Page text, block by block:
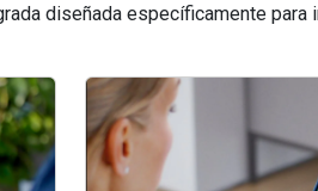
diseñada específicamente